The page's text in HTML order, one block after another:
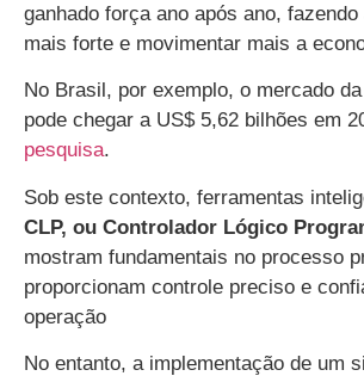
ganhado força ano após ano,
mais forte e movimentar mais a
No Brasil, por exemplo, o mercado da
pode chegar a US$ 5,62 bilhões em
pesquisa.
Sob este contexto, ferramentas
CLP, ou Controlador Lógico
mostram fundamentais no processo
proporcionam controle preciso e
operação
No entanto, a implementação de um